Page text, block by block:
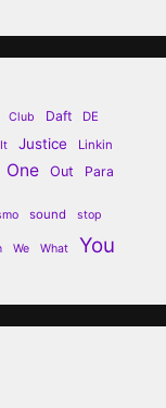
Club Daft
DE
It Justice Linkin
One Out Para
sound stop
We What You